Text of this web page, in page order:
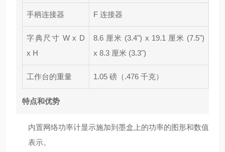
手柄连接器 F 连接器
字典尺寸 W x D
x H
8.6 厘米 (3.4") x 19.1 厘米 (7.5")
x 8.3 厘米 (3.3")
工作台的重量 1.05 磅（.476 千克）
特点和优势
内置网络功率计显示施加到墨盒上的功率的图形和数值
表示。